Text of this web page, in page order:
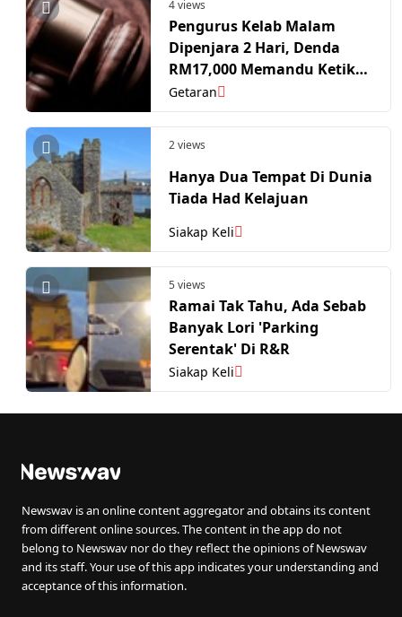
4 views
Pengurus Kelab Malam
Dipenjara 2 Hari, Denda
RM17,000 Memandu Ketika
Mabuk
Getaran
2 views
Hanya Dua Tempat Di Dunia
Tiada Had Kelajuan
Siakap Keli
5 views
Ramai Tak Tahu, Ada Sebab
Banyak Lori 'Parking
Serentak' Di R&R
Siakap Keli
Newswav is an online content aggregator and obtains its content
from different online sources. The content in the app do not
belong to Newswav nor do they reflect the opinions of Newswav
and its staff. Your use of this app indicates your understanding and
acceptance of this information.